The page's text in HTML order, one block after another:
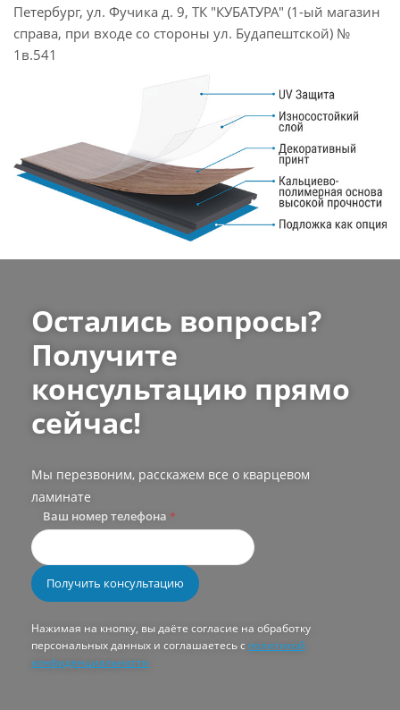
Петербург, ул. Фучика д. 9, ТК "КУБАТУРА" (1-ый магазин
справа, при входе со стороны ул. Будапештской) №
1в.541
Остались вопросы?
Получите
консультацию прямо
сейчас!
Мы перезвоним, расскажем все о кварцевом
ламинате
Ваш номер телефона *
Нажимая на кнопку, вы даёте согласие на обработку
персональных данных и соглашаетесь с политикой
конфиденциальности